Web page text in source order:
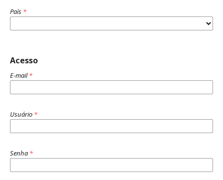
País *
Acesso
E-mail*
Usuário *
Senha *